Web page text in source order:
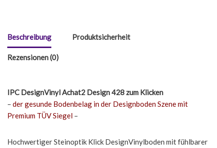
Beschreibung Produktsicherheit
Rezensionen (0)
IPC DesignVinyl Achat2 Design 428 zum Klicken
– der gesunde Bodenbelag in der Designboden Szene mit
Premium TÜV Siegel –
Hochwertiger Steinoptik Klick DesignVinylboden mit fühlbarer